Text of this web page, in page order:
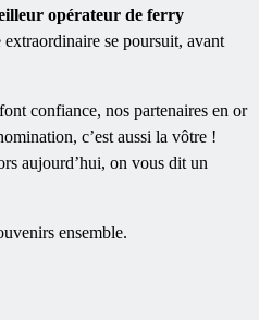
opérateur de ferry
extraordinaire se poursuit, avant
confiance, nos partenaires en or
c’est aussi la vôtre !
aujourd’hui, on vous dit un
ensemble.